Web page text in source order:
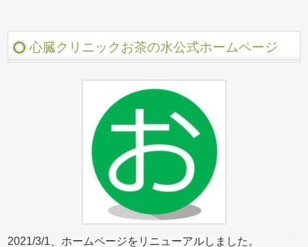
心臓クリニックお茶の水公式ホームページ
2021/3/1、ホームページをリニューアルしました。